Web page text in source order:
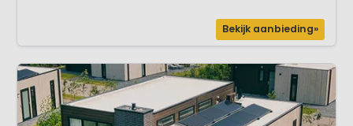
Bekijk aanbieding»